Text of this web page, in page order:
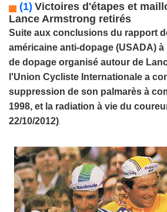
(1) Victoires d'étapes et
Lance Armstrong retirés
Suite aux conclusions du rapport
américaine anti-dopage (USADA)
de dopage organisé autour de
l'Union Cycliste Internationale a
suppression de son palmarès à
1998, et la radiation à vie du
22/10/2012)